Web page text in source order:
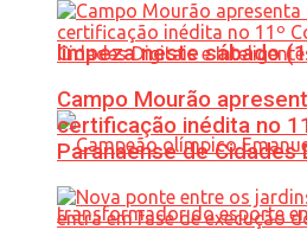
limpeza neste sábado
Campo Mourão
certificação inédita no
Paranaense de